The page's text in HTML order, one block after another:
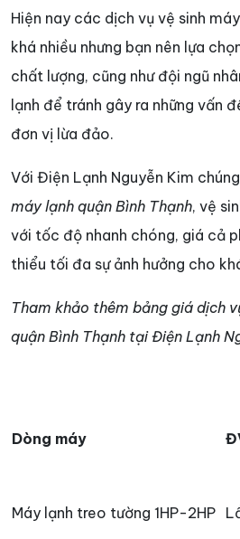
Hiện nay các dịch vụ vệ sinh
khá nhiều nhưng bạn nên lựa
chất lượng, cũng như đội ngũ
lạnh để tránh gây ra những vấn
đơn vị lừa đảo.
Với Điện Lạnh Nguyễn Kim
máy lạnh quận Bình Thạnh, vệ
với tốc độ nhanh chóng, giá cả
thiểu tối đa sự ảnh hưởng cho
Tham khảo thêm bảng giá dịch
quận Bình Thạnh tại Điện Lạnh
Dòng máy
Máy lạnh treo tường 1HP-2HP